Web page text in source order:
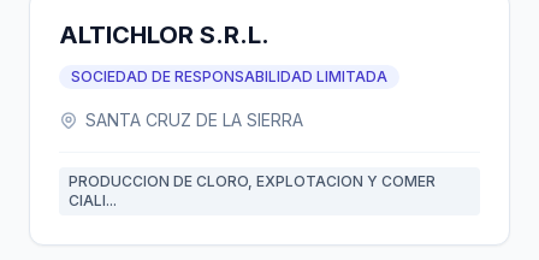
ALTICHLOR S.R.L.
SOCIEDAD DE RESPONSABILIDAD LIMITADA
SANTA CRUZ DE LA SIERRA
PRODUCCION DE CLORO, EXPLOTACION Y COMER
CIALI...